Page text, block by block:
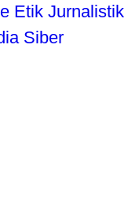
Etik Jurnalistik
Siber